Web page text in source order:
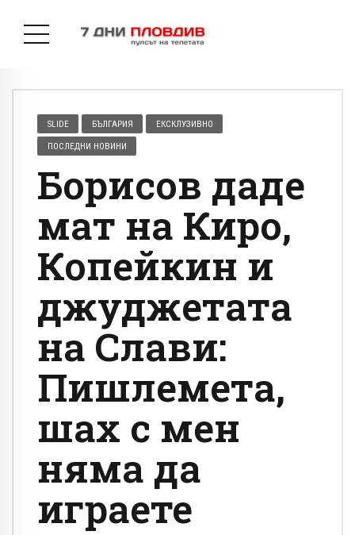
SLIDE БЪЛГАРИЯ ЕКСКЛУЗИВНО
ПОСЛЕДНИ НОВИНИ
Борисов даде
мат на Киро,
Копейкин и
джуджетата
на Слави:
Пишлемета,
шах с мен
няма да
играете